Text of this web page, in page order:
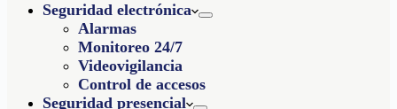
Seguridad electrónica
Alarmas
Monitoreo 24/7
Videovigilancia
Control de accesos
Seguridad presencial